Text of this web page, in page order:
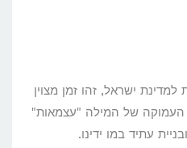
ישראל, זהו זמן מצוין
של המילה "עצמאות"
עתיד במו ידינו.